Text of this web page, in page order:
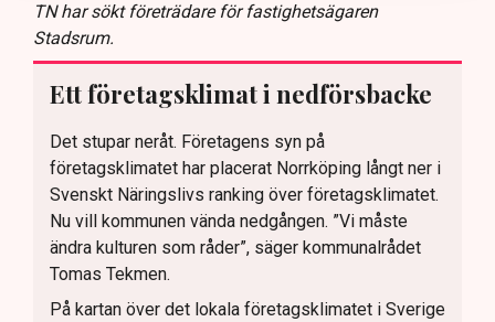
TN har sökt företrädare för fastighetsägaren
Stadsrum.
Ett företagsklimat i nedförsbacke
Det stupar neråt. Företagens syn på
företagsklimatet har placerat Norrköping långt ner i
Svenskt Näringslivs ranking över företagsklimatet.
Nu vill kommunen vända nedgången. ”Vi måste
ändra kulturen som råder”, säger kommunalrådet
Tomas Tekmen.
På kartan över det lokala företagsklimatet i Sverige